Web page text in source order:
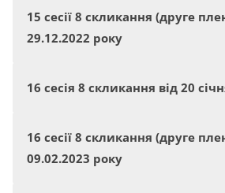
15 сесії 8 скликання (друге
29.12.2022 року
16 сесія 8 скликання від 20
16 сесії 8 скликання (друге
09.02.2023 року